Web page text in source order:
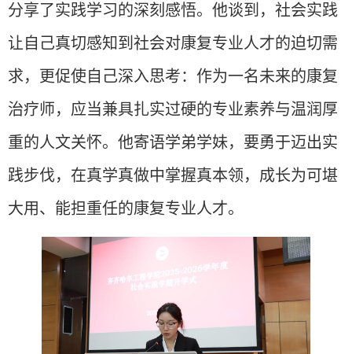
分享了实践学习的深刻感悟。他谈到，社会实践
让自己真切感知到社会对康复专业人才的迫切需
求，更促使自己深入思考：作为一名未来的康复
治疗师，应当兼具扎实过硬的专业素养与温润厚
重的人文关怀。他寄语学弟学妹，要勇于迈出实
践步伐，在真学真做中掌握真本领，成长为可堪
大用、能担重任的康复专业人才。